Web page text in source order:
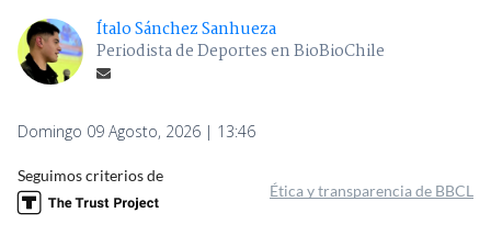
Ítalo Sánchez Sanhueza
Periodista de Deportes en BioBioChile
Domingo 09 Agosto, 2026 | 13:46
Seguimos criterios de
Ética y transparencia de BBCL